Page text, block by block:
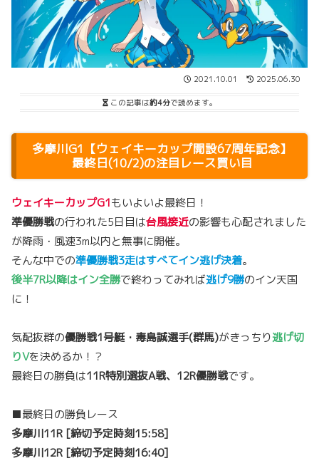
2021.10.01 2025.06.30
この記事は約4分で読めます。
多摩川G1【ウェイキーカップ開設67周年記念】
最終日(10/2)の注目レース買い目
ウェイキーカップG1もいよいよ最終日！
準優勝戦の行われた5日目は台風接近の影響も心配されました
が降雨・風速3m以内と無事に開催。
そんな中での準優勝戦3走はすべてイン逃げ決着。
後半7R以降はイン全勝で終わってみれば逃げ9勝のイン天国
に！
気配抜群の優勝戦1号艇・毒島誠選手(群馬)がきっちり逃げ切
りVを決めるか！？
最終日の勝負は11R特別選抜A戦、12R優勝戦です。
■最終日の勝負レース
多摩川11R [締切予定時刻15:58]
多摩川12R [締切予定時刻16:40]